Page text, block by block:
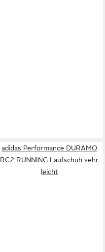
adidas Performance DURAMO
RC2 RUNNING Laufschuh sehr
leicht